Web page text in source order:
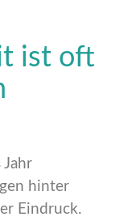
ist oft
Jahr
hinter
Eindruck.